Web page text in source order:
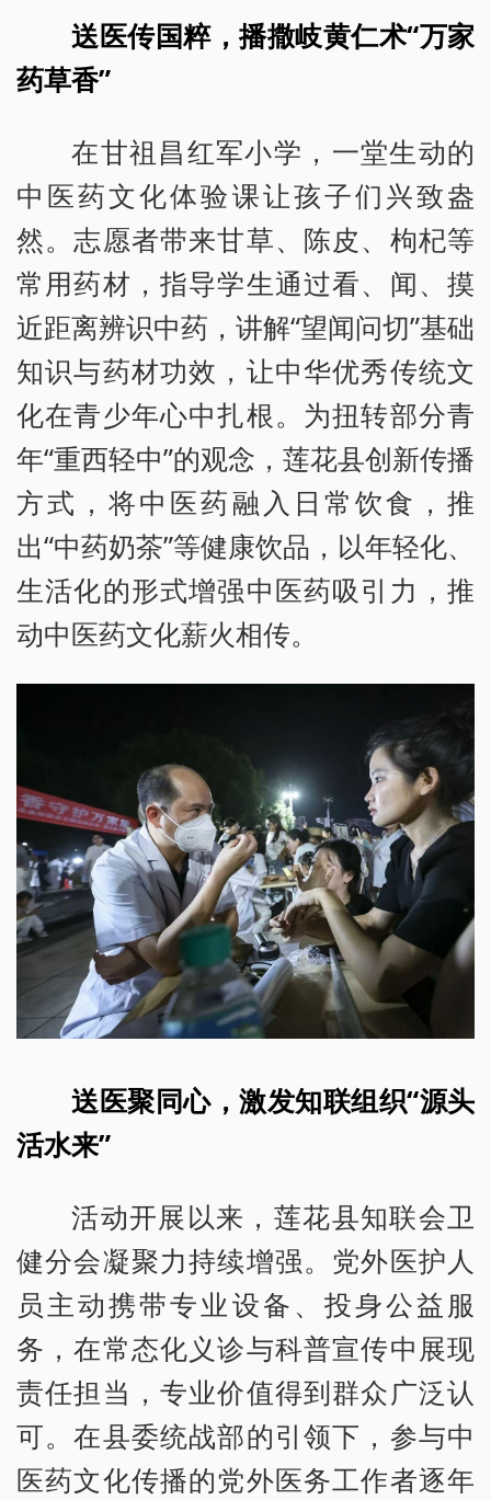
送医传国粹，播撒岐黄仁术“万家
药草香”
在甘祖昌红军小学，一堂生动的
中医药文化体验课让孩子们兴致盎
然。志愿者带来甘草、陈皮、枸杞等
常用药材，指导学生通过看、闻、摸
近距离辨识中药，讲解“望闻问切”基础
知识与药材功效，让中华优秀传统文
化在青少年心中扎根。为扭转部分青
年“重西轻中”的观念，莲花县创新传播
方式，将中医药融入日常饮食，推
出“中药奶茶”等健康饮品，以年轻化、
生活化的形式增强中医药吸引力，推
动中医药文化薪火相传。
送医聚同心，激发知联组织“源头
活水来”
活动开展以来，莲花县知联会卫
健分会凝聚力持续增强。党外医护人
员主动携带专业设备、投身公益服
务，在常态化义诊与科普宣传中展现
责任担当，专业价值得到群众广泛认
可。在县委统战部的引领下，参与中
医药文化传播的党外医务工作者逐年